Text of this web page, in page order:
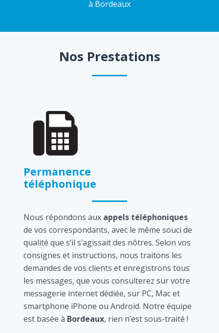
à Bordeaux
Nos Prestations
Permanence
téléphonique
Nous répondons aux appels téléphoniques
de vos correspondants, avec le même souci de
qualité que s’il s’agissait des nôtres. Selon vos
consignes et instructions, nous traitons les
demandes de vos clients et enregistrons tous
les messages, que vous consulterez sur votre
messagerie internet dédiée, sur PC, Mac et
smartphone iPhone ou Android. Notre équipe
est basée à Bordeaux, rien n’est sous-traité !